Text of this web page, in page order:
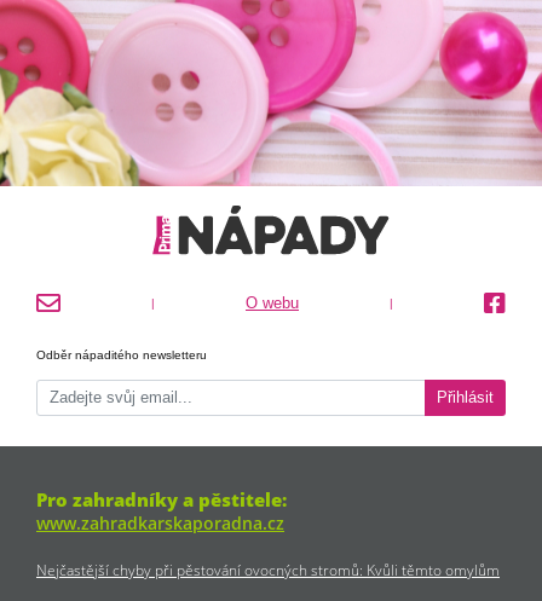
| O webu |
Odběr nápaditého newsletteru
Přihlásit
Pro zahradníky a pěstitele:
www.zahradkarskaporadna.cz
Nejčastější chyby při pěstování ovocných stromů: Kvůli těmto omylům